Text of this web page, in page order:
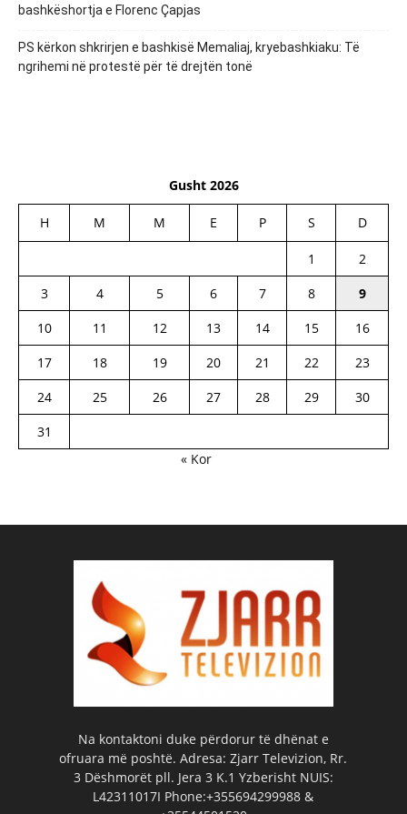
bashkëshortja e Florenc Çapjas
PS kërkon shkrirjen e bashkisë Memaliaj, kryebashkiaku: Të
ngrihemi në protestë për të drejtën tonë
Gusht 2026
H M M E P S D
1
2
3
4 5 6 7 8
9
10
11 12 13 14 15
16
17
18 19 20 21 22
23
24
25 26 27 28 29
30
31
« Kor
Na kontaktoni duke përdorur të dhënat e
ofruara më poshtë. Adresa: Zjarr Televizion, Rr.
3 Dëshmorët pll. Jera 3 K.1 Yzberisht NUIS:
L42311017I Phone:+355694299988 &